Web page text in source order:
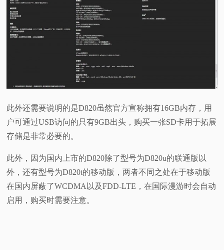
此外还需要说明的是D820虽然官方宣称拥有16GB内存，用
户可通过USB访问的只有9GB出头，购买一张SD卡用于拓展
存储是非常必要的。
此外，因为国内上市的D820除了型号为D820u的联通版以
外，还有型号为D820t的移动版，两者不同之处在于移动版
在国内屏蔽了WCDMA以及FDD-LTE，在国际漫游时会自动
启用，购买时需要注意。